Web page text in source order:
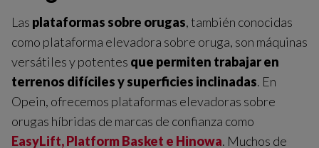
Las plataformas sobre orugas, también conocidas
como plataforma elevadora sobre oruga, son máquinas
versátiles y potentes que permiten trabajar en
terrenos difíciles y superficies inclinadas. En
Opein, ofrecemos plataformas elevadoras sobre
orugas híbridas de marcas de confianza como
EasyLift, Platform Basket e Hinowa. Muchos de